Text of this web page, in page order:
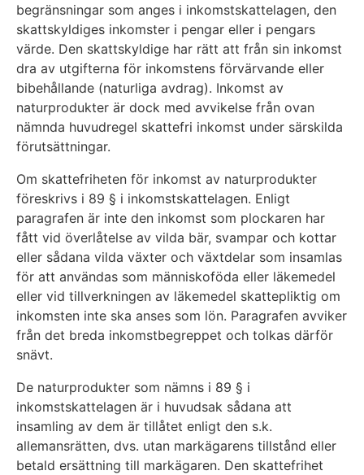
begränsningar som anges i inkomstskattelagen, den
skattskyldiges inkomster i pengar eller i pengars
värde. Den skattskyldige har rätt att från sin inkomst
dra av utgifterna för inkomstens förvärvande eller
bibehållande (naturliga avdrag). Inkomst av
naturprodukter är dock med avvikelse från ovan
nämnda huvudregel skattefri inkomst under särskilda
förutsättningar.
Om skattefriheten för inkomst av naturprodukter
föreskrivs i 89 § i inkomstskattelagen. Enligt
paragrafen är inte den inkomst som plockaren har
fått vid överlåtelse av vilda bär, svampar och kottar
eller sådana vilda växter och växtdelar som insamlas
för att användas som människoföda eller läkemedel
eller vid tillverkningen av läkemedel skattepliktig om
inkomsten inte ska anses som lön. Paragrafen avviker
från det breda inkomstbegreppet och tolkas därför
snävt.
De naturprodukter som nämns i 89 § i
inkomstskattelagen är i huvudsak sådana att
insamling av dem är tillåtet enligt den s.k.
allemansrätten, dvs. utan markägarens tillstånd eller
betald ersättning till markägaren. Den skattefrihet